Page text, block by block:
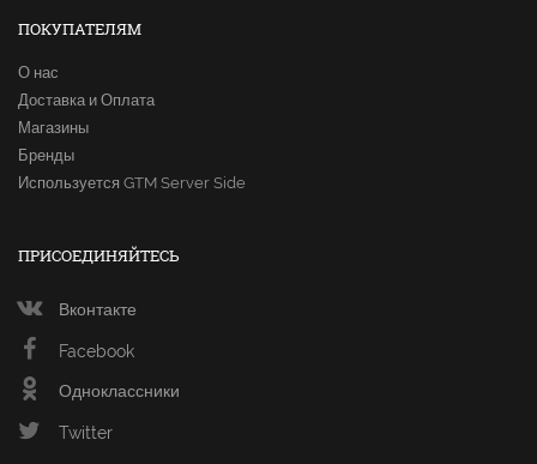
ПОКУПАТЕЛЯМ
О нас
Доставка и Оплата
Магазины
Бренды
Используется GTM Server Side
ПРИСОЕДИНЯЙТЕСЬ
Вконтакте
Facebook
Одноклассники
Twitter